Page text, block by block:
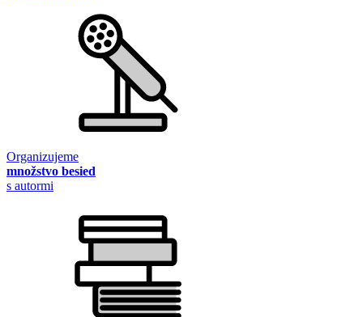
Organizujeme
množstvo besied
s autormi